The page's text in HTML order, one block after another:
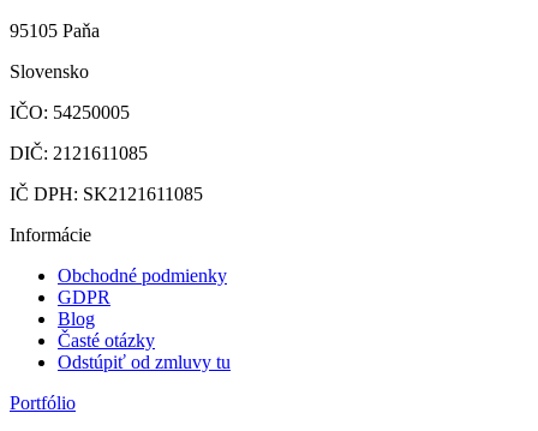
95105 Paňa
Slovensko
IČO: 54250005
DIČ: 2121611085
IČ DPH: SK2121611085
Informácie
Obchodné podmienky
GDPR
Blog
Časté otázky
Odstúpiť od zmluvy tu
Portfólio